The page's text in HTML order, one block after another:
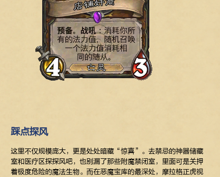
踩点探风
这里不仅规模庞大，更是处处暗藏“惊喜”。去禁忌的神器储藏
室和医疗区探探风吧，也别漏了那些附魔禁闭室，里面可是关押
着极度危险的魔法生物。而在恶魔宝库的最深处，摩拉格正虎视